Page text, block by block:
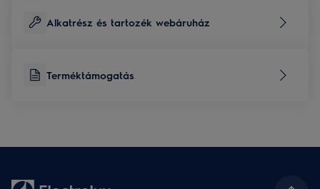
Alkatrész és tartozék webáruház
Terméktámogatás